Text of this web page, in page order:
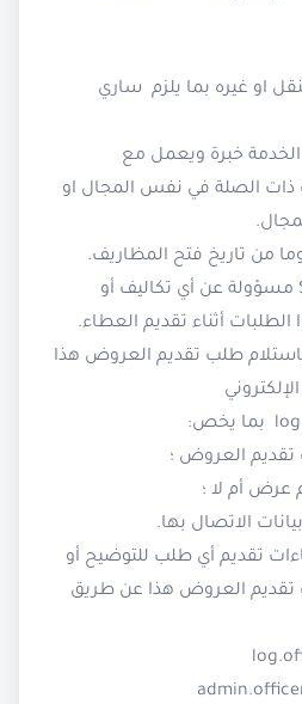
او غيره بما يلزم ساري
خبرة ويعمل مع
الصلة في نفس المجال او
في أي حال، لن تكون SHS مسؤولة عن أي تكاليف أو
أثناء تقديم العطاء.
طلب تقديم العروض هذا
بما يخص:
تقديم العروض ؛
عرض أم لا ؛
الاتصال بها.
تقديم أي طلب للتوضيح أو
العروض هذا عن طريق